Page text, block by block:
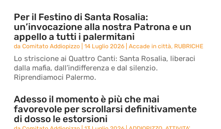
Per il Festino di Santa Rosalia:
un’invocazione alla nostra Patrona e un
appello a tutti i palermitani
daComitato Addiopizzo |14 Luglio 2026 |Accade in città, RUBRICHE
Lo striscione ai Quattro Canti: Santa Rosalia, liberaci
dalla mafia, dall’indifferenza e dal silenzio.
Riprendiamoci Palermo.
Adesso il momento è più che mai
favorevole per scrollarsi definitivamente
di dosso le estorsioni